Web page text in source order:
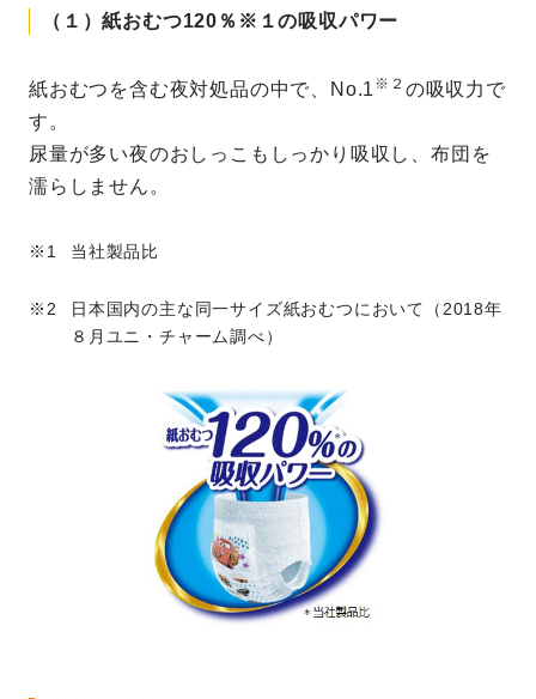
（１）紙おむつ120％※１の吸収パワー
紙おむつを含む夜対処品の中で、No.1 ※２ の吸収力で
す。
尿量が多い夜のおしっこもしっかり吸収し、布団を
濡らしません。
当社製品比
日本国内の主な同一サイズ紙おむつにおいて（2018年
８月ユニ・チャーム調べ）